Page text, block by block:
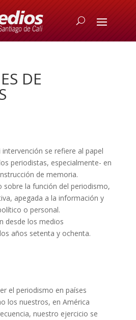
DE
se refiere al papel
periodistas, especialmente- en
de memoria.
sobre la función del periodismo,
apegada a la información y
o personal.
desde los medios
años setenta y ochenta.
el periodismo en países
los nuestros, en América
nuestro ejercicio se